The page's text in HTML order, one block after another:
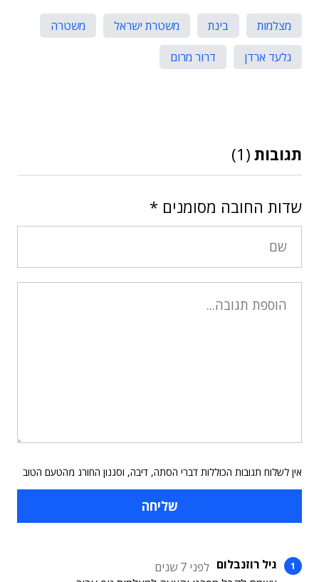
מצלמות בינת משטרת ישראל
משטרה
גלעד ארדן
דרור מרום
תגובות (1)
שדות החובה מסומנים *
אין לשלוח תגובות הכוללות דברי הסתה, דיבה, וסגנון החורג מהטעם הטוב
גיל רוזנבלום לפני 7 שנים